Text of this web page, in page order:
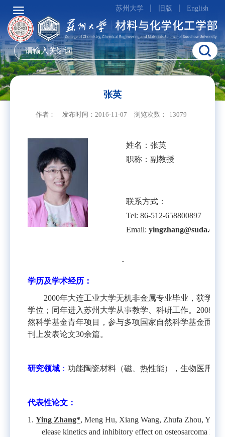
苏州大学 旧版 English
张英
作者： 发布时间：2016-11-07 浏览次数： 13079
姓名：张英
职称：副教授
联系方式：
Tel: 86-512-658800897
Email:
学历及学术经历：
2000年大连工业大学无机非金属专业毕业，获学士
学位；同年进入苏州大学从事教学、科研工作。 2008
然科学基金青年项目，参与多项国家自然科学基金面
刊上发表论文30余篇。
研究领域 ： 功能陶瓷材料（磁、热性能），生物医用功
代表性论文：
1. Ying Zhang*, Meng Hu, Xiang Wang, Zhufa Zhou, Yu
elease kinetics and inhibitory effect on osteosarcoma MG